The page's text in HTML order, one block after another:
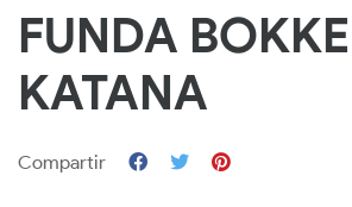
FUNDA
KATANA
Compartir